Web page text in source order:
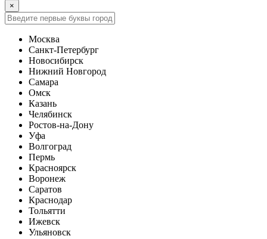
×
Москва
Санкт-Петербург
Новосибирск
Нижний Новгород
Самара
Омск
Казань
Челябинск
Ростов-на-Дону
Уфа
Волгоград
Пермь
Красноярск
Воронеж
Саратов
Краснодар
Тольятти
Ижевск
Ульяновск